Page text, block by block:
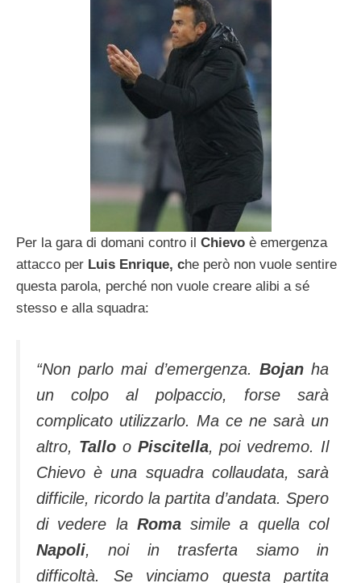
Per la gara di domani contro il Chievo è emergenza
attacco per Luis Enrique, che però non vuole sentire
questa parola, perché non vuole creare alibi a sé
stesso e alla squadra:
“Non parlo mai d’emergenza. Bojanha
un colpo al polpaccio, forse sarà
complicato utilizzarlo. Ma ce ne sarà un
altro, Talloo Piscitella, poi vedremo. Il
Chievo è una squadra collaudata, sarà
difficile, ricordo la partita d’andata. Spero
di vedere la Romasimile a quella col
Napoli, noi in trasferta siamo in
difficoltà. Se vinciamo questa partita